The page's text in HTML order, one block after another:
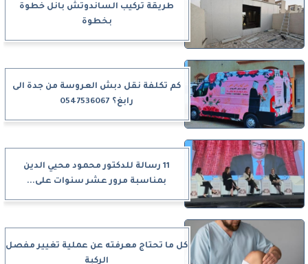
طريقة تركيب الساندوتش بانل خطوة
بخطوة
كم تكلفة نقل دبش العروسة من جدة الى
رابغ؟ 0547536067
11 رسالة للدكتور محمود محيي الدين
بمناسبة مرور عشر سنوات على...
كل ما تحتاج معرفته عن عملية تغيير مفصل
الركبة